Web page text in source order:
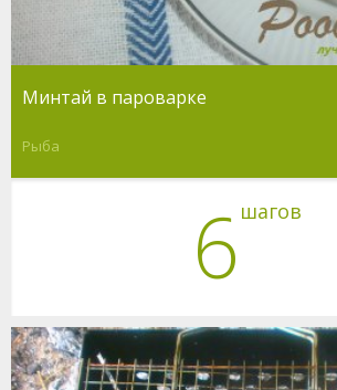
Минтай в пароварке
Рыба
6 шагов